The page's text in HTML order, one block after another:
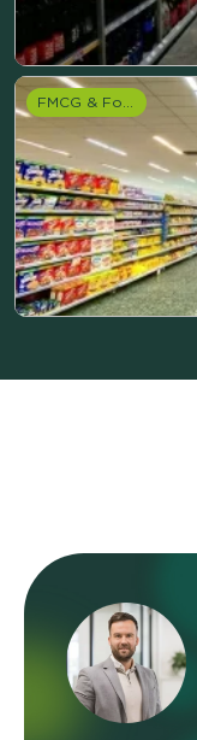
FMCG & Food branche